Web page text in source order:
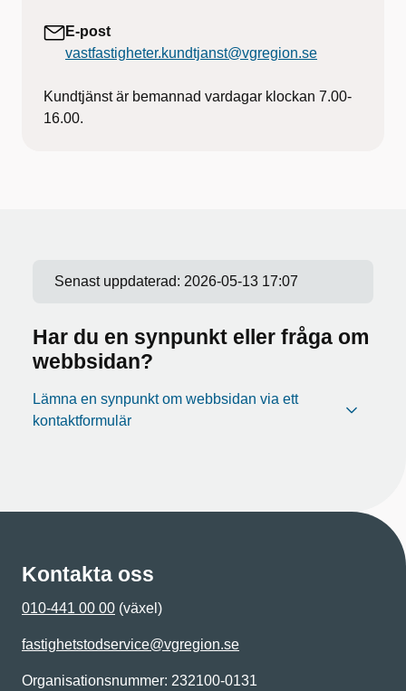
E-post
vastfastigheter.kundtjanst@vgregion.se
Kundtjänst är bemannad vardagar klockan 7.00-
16.00.
Senast uppdaterad: 2026-05-13 17:07
Har du en synpunkt eller fråga om
webbsidan?
Lämna en synpunkt om webbsidan via ett
kontaktformulär
Kontakta oss
010-441 00 00 (växel)
fastighetstodservice@vgregion.se
Organisationsnummer: 232100-0131